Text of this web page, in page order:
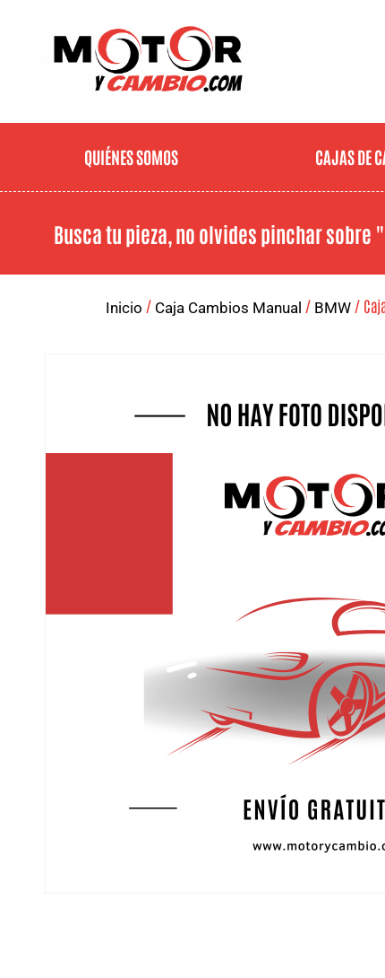
QUIÉNES SOMOS CAJAS DE
Busca tu pieza, no olvides pinchar sobre
Inicio / Caja Cambios Manual / BMW/